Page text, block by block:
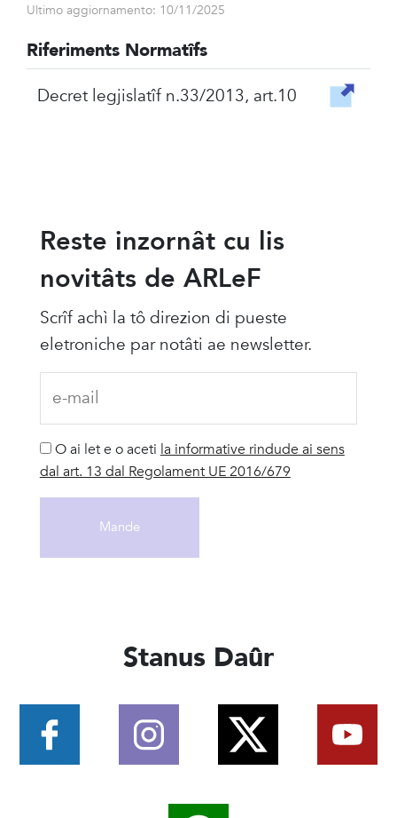
Ultimo aggiornamento: 10/11/2025
Riferiments Normatîfs
Decret legjislatîf n.33/2013, art.10
Reste inzornât cu lis
novitâts de ARLeF
Scrîf achì la tô direzion di pueste
eletroniche par notâti ae newsletter.
O ai let e o aceti la informative rindude ai sens
dal art. 13 dal Regolament UE 2016/679
Stanus Daûr